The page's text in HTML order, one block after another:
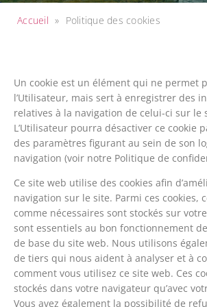
Accueil » Politique des cookies
Un cookie est un élément qui ne permet
l’Utilisateur, mais sert à enregistrer des
relatives à la navigation de celui-ci sur le
L’Utilisateur pourra désactiver ce cookie
des paramètres figurant au sein de son
navigation (voir notre Politique de
Ce site web utilise des cookies afin
navigation sur le site. Parmi ces cookies,
comme nécessaires sont stockés sur
sont essentiels au bon fonctionnement
de base du site web. Nous utilisons
de tiers qui nous aident à analyser et à
comment vous utilisez ce site web. Ces
stockés dans votre navigateur qu’avec
Vous avez également la possibilité de